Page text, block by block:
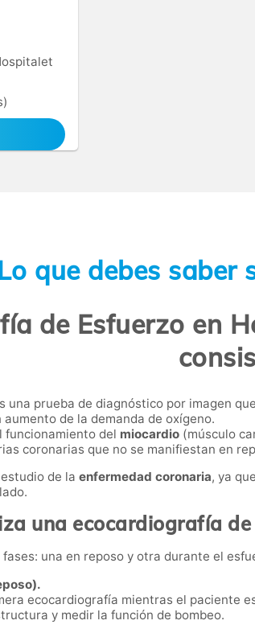
que debes saber
de Esfuerzo en
una prueba de diagnóstico por imagen
de la demanda de oxígeno.
funcionamiento del miocardio (músculo
coronarias que no se manifiestan en
de la enfermedad coronaria, ya
una ecocardiografía
una en reposo y otra durante el
ecocardiografía mientras el paciente
y medir la función de bombeo.